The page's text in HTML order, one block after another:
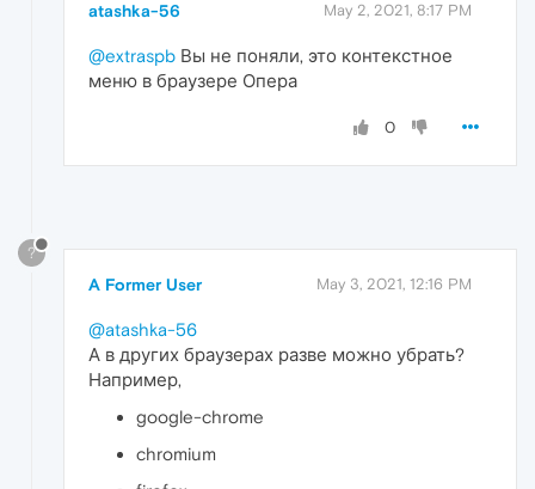
atashka-56 May 2, 2021, 8:17 PM
@extraspb Вы не поняли, это контекстное
меню в браузере Опера
0
?
A Former User May 3, 2021, 12:16 PM
@atashka-56
А в других браузерах разве можно убрать?
Например,
google-chrome
chromium